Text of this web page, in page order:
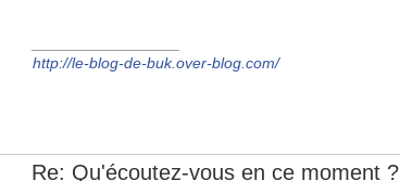
http://le-blog-de-buk.over-blog.com/
Re: Qu'écoutez-vous en ce moment ?